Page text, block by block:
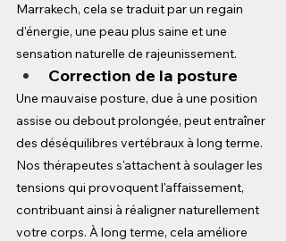
Marrakech, cela se traduit par un regain
d'énergie, une peau plus saine et une
sensation naturelle de rajeunissement.
Correction de la posture
Une mauvaise posture, due à une position
assise ou debout prolongée, peut entraîner
des déséquilibres vertébraux à long terme.
Nos thérapeutes s'attachent à soulager les
tensions qui provoquent l'affaissement,
contribuant ainsi à réaligner naturellement
votre corps. À long terme, cela améliore